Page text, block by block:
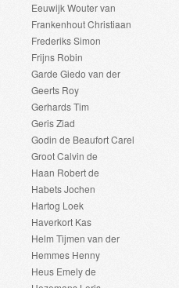
Eeuwijk Wouter van
Frankenhout Christiaan
Frederiks Simon
Frijns Robin
Garde Giedo van der
Geerts Roy
Gerhards Tim
Geris Ziad
Godin de Beaufort Carel
Groot Calvin de
Haan Robert de
Habets Jochen
Hartog Loek
Haverkort Kas
Helm Tijmen van der
Hemmes Henny
Heus Emely de